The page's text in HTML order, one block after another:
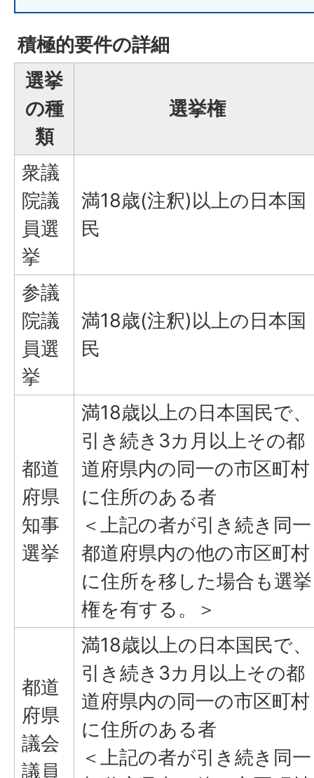
積極的要件の詳細
選挙
の種
類
選挙権
衆議
院議
員選
挙
満18歳(注釈)以上の日本国
民
参議
院議
員選
挙
満18歳(注釈)以上の日本国
民
都道
府県
知事
選挙
満18歳以上の日本国民で、
引き続き3カ月以上その都
道府県内の同一の市区町村
に住所のある者
＜上記の者が引き続き同一
都道府県内の他の市区町村
に住所を移した場合も選挙
権を有する。＞
都道
府県
議会
議員
満18歳以上の日本国民で、
引き続き3カ月以上その都
道府県内の同一の市区町村
に住所のある者
＜上記の者が引き続き同一